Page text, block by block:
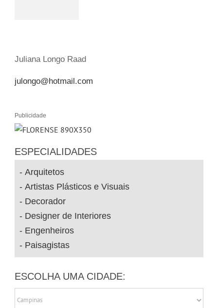
Juliana Longo Raad
julongo@hotmail.com
Publicidade
ESPECIALIDADES
Arquitetos
Artistas Plásticos e Visuais
Decorador
Designer de Interiores
Engenheiros
Paisagistas
ESCOLHA UMA CIDADE: